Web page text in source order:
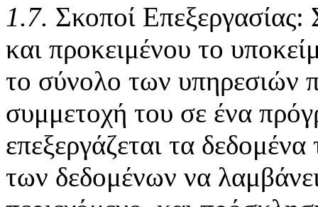
1.7. Σκοποί
και προκειμένου το
το σύνολο των υπηρεσιών
συμμετοχή του σε ένα
επεξεργάζεται τα
των δεδομένων να